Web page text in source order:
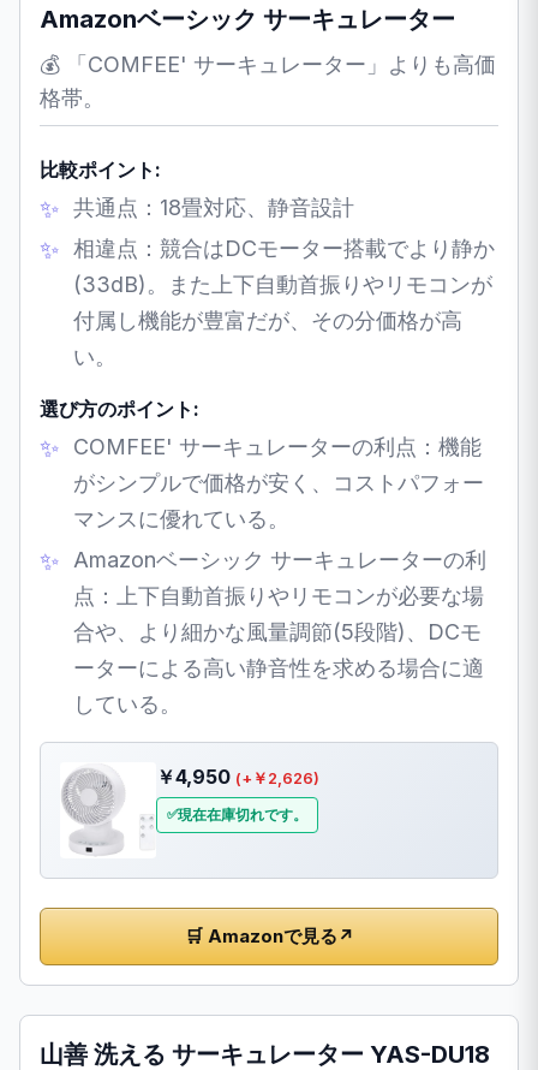
Amazonベーシック サーキュレーター
💰 「COMFEE' サーキュレーター」よりも高価
格帯。
比較ポイント:
共通点：18畳対応、静音設計
相違点：競合はDCモーター搭載でより静か
(33dB)。また上下自動首振りやリモコンが
付属し機能が豊富だが、その分価格が高
い。
選び方のポイント:
COMFEE' サーキュレーターの利点：機能
がシンプルで価格が安く、コストパフォー
マンスに優れている。
Amazonベーシック サーキュレーターの利
点：上下自動首振りやリモコンが必要な場
合や、より細かな風量調節(5段階)、DCモ
ーターによる高い静音性を求める場合に適
している。
￥4,950 (+￥2,626)
現在在庫切れです。
🛒 Amazonで見る ↗
山善 洗える サーキュレーター YAS-DU18